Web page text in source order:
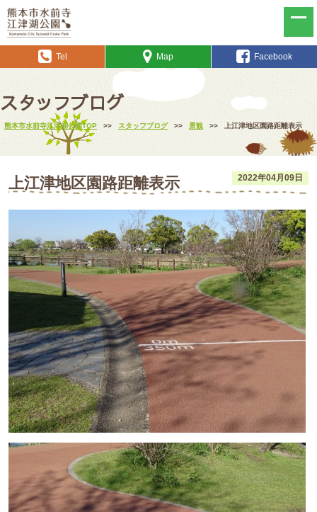
Tel Map Facebook
スタッフブログ
熊本市水前寺江津湖公園TOP >> スタッフブログ >> 景観 >> 上江津地区園路距離表示
2022年04月09日
上江津地区園路距離表示